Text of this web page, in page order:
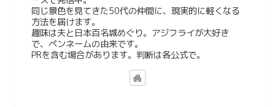
同じ景色を見てきた50代の仲間に、現実的に軽くなる
方法を届けます。
趣味は夫と日本百名城めぐり。アジフライが大好き
で、ペンネームの由来です。
PRを含む場合があります。判断は各公式で。